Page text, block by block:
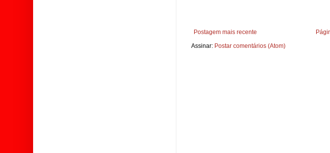
Postagem mais recente
Assinar: Postar comentários (Atom)